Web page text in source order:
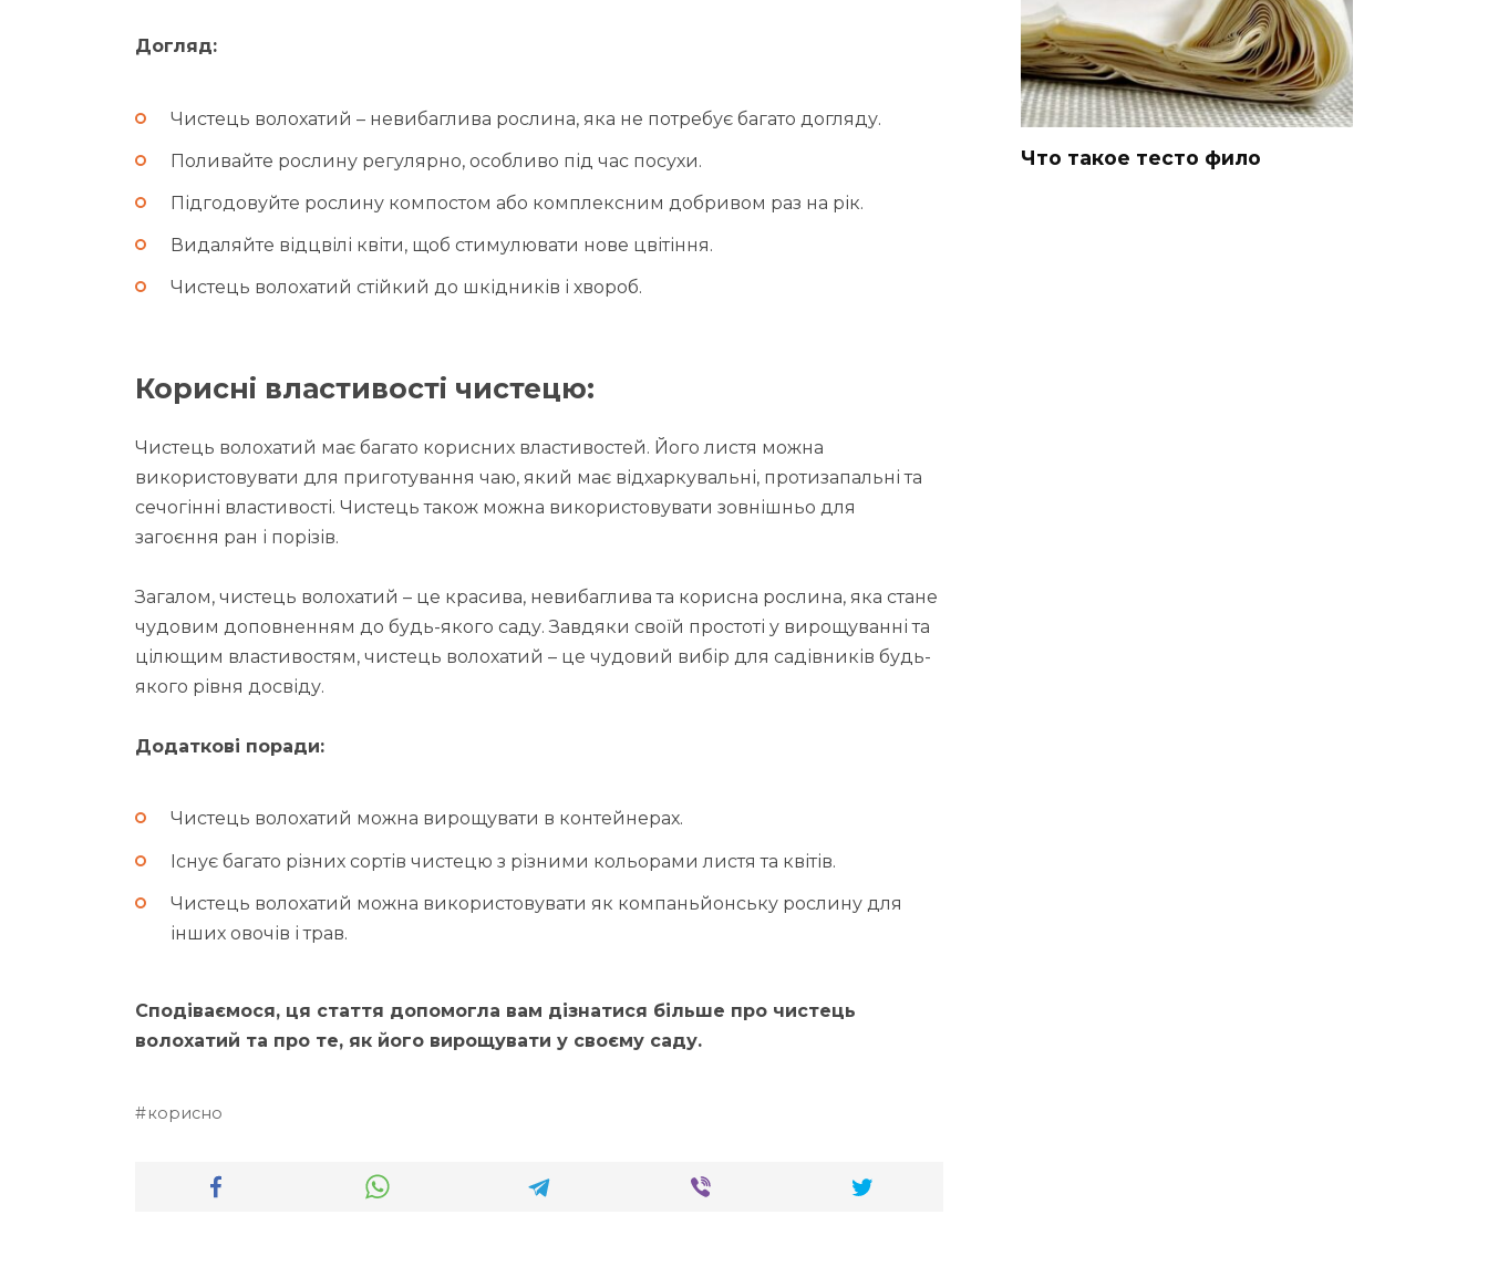
Догляд:
Чистець волохатий – невибаглива рослина, яка не потребує багато догляду.
Поливайте рослину регулярно, особливо під час посухи.
Підгодовуйте рослину компостом або комплексним добривом раз на рік.
Видаляйте відцвілі квіти, щоб стимулювати нове цвітіння.
Чистець волохатий стійкий до шкідників і хвороб.
Корисні властивості чистецю:
Чистець волохатий має багато корисних властивостей. Його листя можна
використовувати для приготування чаю, який має відхаркувальні, протизапальні та
сечогінні властивості. Чистець також можна використовувати зовнішньо для
загоєння ран і порізів.
Загалом, чистець волохатий – це красива, невибаглива та корисна рослина, яка стане
чудовим доповненням до будь-якого саду. Завдяки своїй простоті у вирощуванні та
цілющим властивостям, чистець волохатий – це чудовий вибір для садівників будь-
якого рівня досвіду.
Додаткові поради:
Чистець волохатий можна вирощувати в контейнерах.
Існує багато різних сортів чистецю з різними кольорами листя та квітів.
Чистець волохатий можна використовувати як компаньйонську рослину для
інших овочів і трав.
Сподіваємося, ця стаття допомогла вам дізнатися більше про чистець
волохатий та про те, як його вирощувати у своєму саду.
корисно
Что такое тесто фило